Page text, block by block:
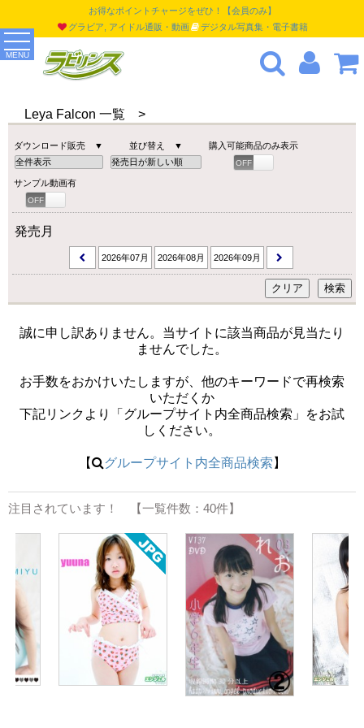
MENU
お得なポイントチャージをぜひ！【会員のみ】
グラビア, アイドル通販・動画
デジタル写真集・電子書籍
Leya Falcon 一覧 >
ダウンロード販売 ▼ 並び替え ▼ 購入可能商品のみ表示
OFF
サンプル動画有
OFF
発売月
2026年07月 2026年08月 2026年09月
誠に申し訳ありません。当サイトに該当商品が見当たり
ませんでした。
お手数をおかけいたしますが、他のキーワードで再検索
いただくか
下記リンクより「グループサイト内全商品検索」をお試
しください。
【 グループサイト内全商品検索 】
注目されています！ 【一覧件数：40件】